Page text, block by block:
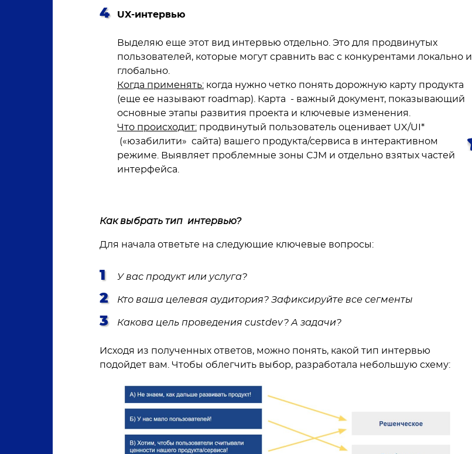
UX-интервью
Выделяю еще этот вид интервью отдельно. Это для продвинутых
пользователей, которые могут сравнить вас с конкурентами локально и
глобально.
Когда применять: когда нужно четко понять дорожную карту продукта
(еще ее называют roadmap). Карта - важный документ, показывающий
основные этапы развития проекта и ключевые изменения.
Что происходит: продвинутый пользователь оценивает UX/UI*
(«юзабилити» сайта) вашего продукта/сервиса в интерактивном
режиме. Выявляет проблемные зоны CJM и отдельно взятых частей
интерфейса.
Как выбрать тип интервью?
Для начала ответьте на следующие ключевые вопросы:
У вас продукт или услуга?
Кто ваша целевая аудитория? Зафиксируйте все сегменты
Какова цель проведения custdev? А задачи?
Исходя из полученных ответов, можно понять, какой тип интервью
подойдет вам. Чтобы облегчить выбор, разработала небольшую схему: